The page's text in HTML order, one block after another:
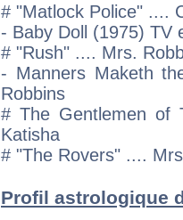
# "Matlock Police" ....
- Baby Doll (1975) TV
# "Rush" .... Mrs.
- Manners Maketh
Robbins
# The Gentlemen of
Katisha
# "The Rovers" ....
Profil astrologique